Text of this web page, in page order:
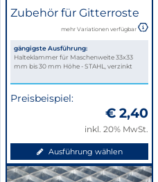
Zubehör für Gitterroste
mehr Variationen verfügbar
gängigste Ausführung:
Halteklammer für Maschenweite 33x33
mm bis 30 mm Höhe - STAHL, verzinkt
Preisbeispiel:
€ 2,40
inkl. 20% MwSt.
Ausführung wählen